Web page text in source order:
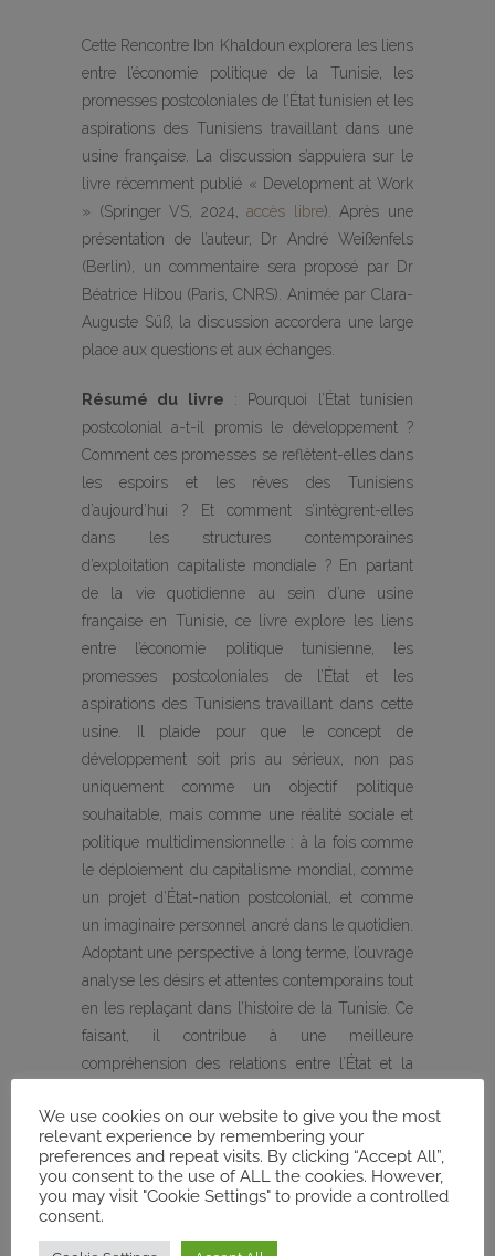
Cette Rencontre Ibn Khaldoun explorera les liens
entre l’économie politique de la Tunisie, les
promesses postcoloniales de l’État tunisien et les
aspirations des Tunisiens travaillant dans une
usine française. La discussion s’appuiera sur le
livre récemment publié « Development at Work
» (Springer VS, 2024,accès libre). Après une
présentation de l’auteur, Dr André Weißenfels
(Berlin), un commentaire sera proposé par Dr
Béatrice Hibou (Paris, CNRS). Animée par Clara-
Auguste Süß, la discussion accordera une large
place aux questions et aux échanges.
Résumé du livre : Pourquoi l’État tunisien
postcolonial a-t-il promis le développement ?
Comment ces promesses se reflètent-elles dans
les espoirs et les rêves des Tunisiens
d’aujourd’hui ? Et comment s’intègrent-elles
dans les structures contemporaines
d’exploitation capitaliste mondiale ? En partant
de la vie quotidienne au sein d’une usine
française en Tunisie, ce livre explore les liens
entre l’économie politique tunisienne, les
promesses postcoloniales de l’État et les
aspirations des Tunisiens travaillant dans cette
usine. Il plaide pour que le concept de
développement soit pris au sérieux, non pas
uniquement comme un objectif politique
souhaitable, mais comme une réalité sociale et
politique multidimensionnelle : à la fois comme
le déploiement du capitalisme mondial, comme
un projet d’État-nation postcolonial, et comme
un imaginaire personnel ancré dans le quotidien.
Adoptant une perspective à long terme, l’ouvrage
analyse les désirs et attentes contemporains tout
en les replaçant dans l’histoire de la Tunisie. Ce
faisant, il contribue à une meilleure
compréhension des relations entre l’État et la
Tunisie.
Date Évènement : 8 avril 2025 à 17h
Lieu
Zouara (Bab Saadoun), Tunis
We use cookies on our website to give you the most
relevant experience by remembering your
preferences and repeat visits. By clicking “Accept All”,
you consent to the use of ALL the cookies. However,
you may visit "Cookie Settings" to provide a controlled
consent.